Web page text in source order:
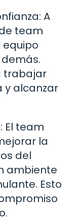
A
team
equipo
trabajar
y alcanzar
El team
la
del
ambiente
Esto